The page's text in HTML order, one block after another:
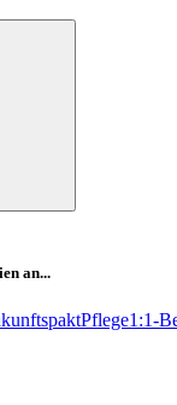
an...
1:1-